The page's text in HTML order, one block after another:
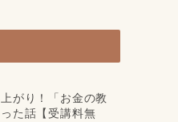
がり！「お金の教
た話【受講料無